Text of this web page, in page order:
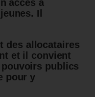
accès à
Il
des allocataires
et il convient
publics
pour y